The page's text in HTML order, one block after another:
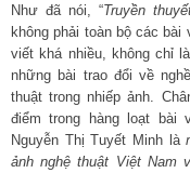
Như đã nói, “Truyền
không phải toàn bộ các
viết khá nhiều, không chỉ
những bài trao đổi về
thuật trong nhiếp ảnh.
điểm trong hàng loạt bài
Nguyễn Thị Tuyết Minh là
ảnh nghệ thuật Việt Nam